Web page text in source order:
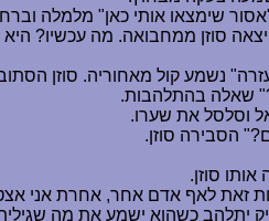
שימצאו אותי כאן" מלמלה
סוזן ממחבואה. מה עכשיו?
נשמע קול מאחוריה. סוזן
שאלה בהתלהבות.
וסלסל את שערו.
הסבירה סוזן.
סוזן.
זאת לאף אדם אחר, אחרת אני
יתלהב כשהוא ישמע את מה